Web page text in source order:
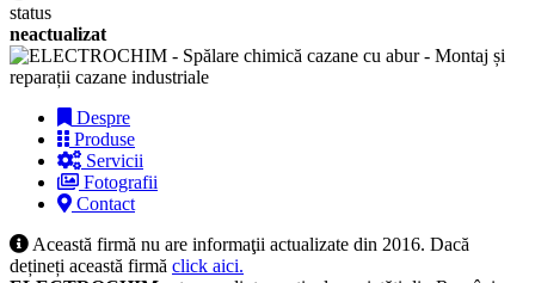
status
neactualizat
Despre
Produse
Servicii
Fotografii
Contact
Această firmă nu are informaţii actualizate din 2016. Dacă
dețineți această firmă click aici.